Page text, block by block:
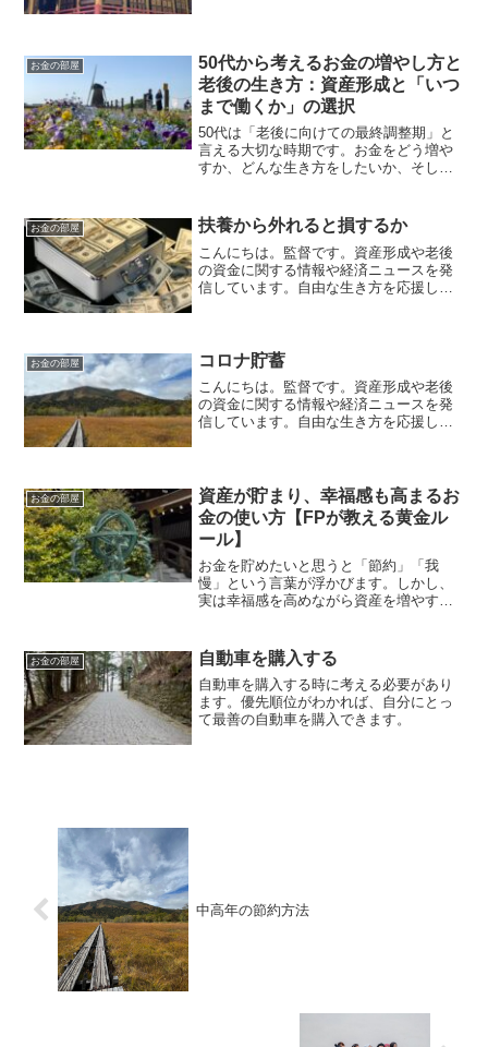
度で、2023年10月1...
お金の部屋
50代から考えるお金の増やし方と
老後の生き方：資産形成と「いつ
まで働くか」の選択
50代は「老後に向けての最終調整期」と
言える大切な時期です。お金をどう増や
すか、どんな生き方をしたいか、そして
点で、50代からの資産形成と老後戦略を
解説します。1. ...
お金の部屋 扶養から外れると損するか
こんにちは。監督です。資産形成や老後
の資金に関する情報や経済ニュースを発
信しています。自由な生き方を応援して
保険者は、国民年金を...
お金の部屋 コロナ貯蓄
こんにちは。監督です。資産形成や老後
の資金に関する情報や経済ニュースを発
信しています。自由な生き方を応援して
した。行動制限が解除さ...
お金の部屋
資産が貯まり、幸福感も高まるお
金の使い方【FPが教える黄金ル
ール】
お金を貯めたいと思うと「節約」「我
慢」という言葉が浮かびます。しかし、
実は幸福感を高めながら資産を増やす方
イントを解説します。1. お金の使い方が
人生を左右する資産形...
お金の部屋 自動車を購入する
自動車を購入する時に考える必要があり
ます。優先順位がわかれば、自分にとっ
て最善の自動車を購入できます。
中高年の節約方法